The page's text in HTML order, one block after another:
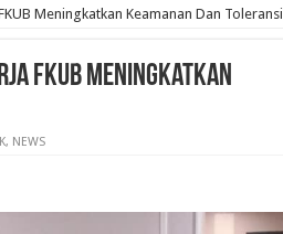
Meningkatkan Keamanan Dan Toleransi
FKUB Meningkatkan
, NEWS